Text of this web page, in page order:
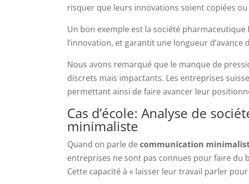
risquer que leurs innovations soient copiées ou
Un bon exemple est la société pharmaceutique
l’innovation, et garantit une longueur d’avance
Nous avons remarqué que le manque de
discrets mais impactants. Les entreprises
permettant ainsi de faire avancer leur
Cas d’école: Analyse de
minimaliste
Quand on parle decommunication
entreprises ne sont pas connues pour faire du
Cette capacité à « laisser leur travail parler